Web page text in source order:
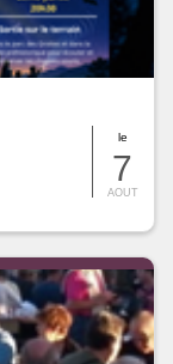
le
7
AOUT